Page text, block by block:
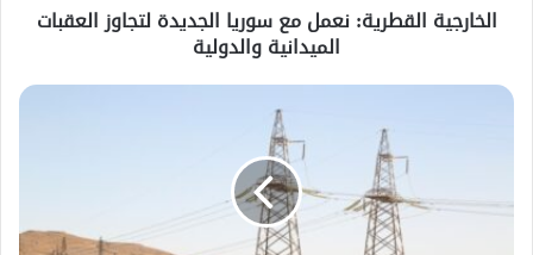
الخارجية القطرية: نعمل مع سوريا الجديدة لتجاوز العقبات
الميدانية والدولية